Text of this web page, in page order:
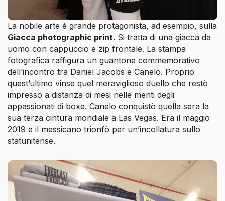
La nobile arte è grande protagonista, ad esempio, sulla
Giacca photographic print. Si tratta di una giacca da
uomo con cappuccio e zip frontale. La stampa
fotografica raffigura un guantone commemorativo
dell’incontro tra Daniel Jacobs e Canelo. Proprio
quest’ultimo vinse quel meraviglioso duello che restò
impresso a distanza di mesi nelle menti degli
appassionati di boxe. Canelo conquistò quella sera la
sua terza cintura mondiale a Las Vegas. Era il maggio
2019 e il messicano trionfò per un’incollatura sullo
statunitense.